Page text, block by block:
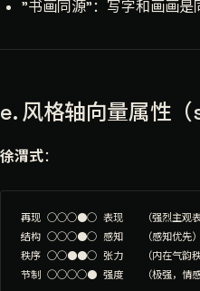
"书画同源"：写字和画画是
e. 风格轴向量属性
徐渭式：
再现 ○○○●○ 表现   （强烈主观表
结构 ○○○●○ 感知   （感知优先）
秩序 ○○●●○ 张力   （内在气韵秩